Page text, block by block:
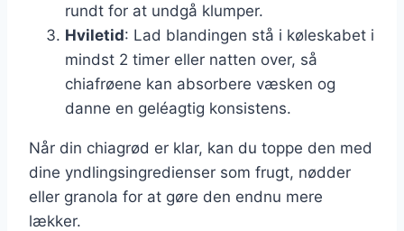
rundt for at undgå klumper.
Hviletid: Lad blandingen stå i køleskabet i
mindst 2 timer eller natten over, så
chiafrøene kan absorbere væsken og
danne en geléagtig konsistens.
Når din chiagrød er klar, kan du toppe den med
dine yndlingsingredienser som frugt, nødder
eller granola for at gøre den endnu mere
lækker.